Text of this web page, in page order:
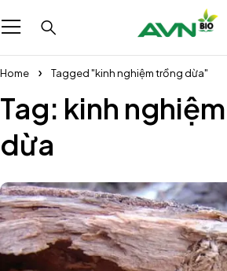
Home Tagged "kinh nghiệm trồng dừa"
Tag: kinh
dừa